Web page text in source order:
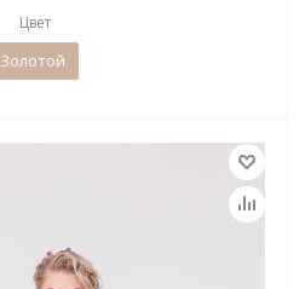
Цвет
Золотой